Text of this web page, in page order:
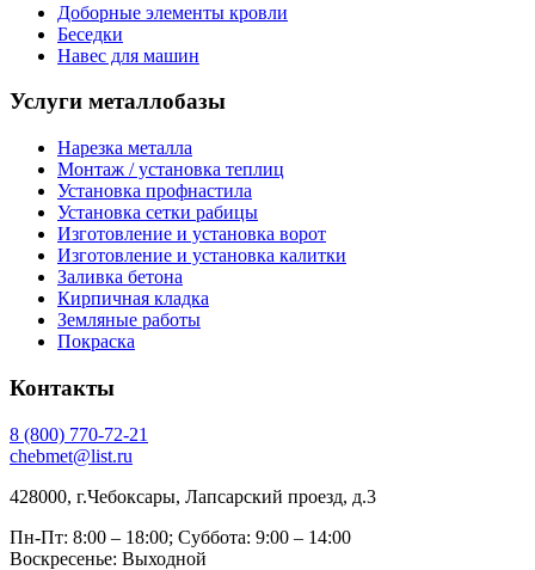
Доборные элементы кровли
Беседки
Навес для машин
Услуги металлобазы
Нарезка металла
Монтаж / установка теплиц
Установка профнастила
Установка сетки рабицы
Изготовление и установка ворот
Изготовление и установка калитки
Заливка бетона
Кирпичная кладка
Земляные работы
Покраска
Контакты
8 (800) 770-72-21
chebmet@list.ru
428000, г.Чебоксары, Лапсарский проезд, д.3
Пн-Пт: 8:00 – 18:00; Суббота: 9:00 – 14:00
Воскресенье: Выходной